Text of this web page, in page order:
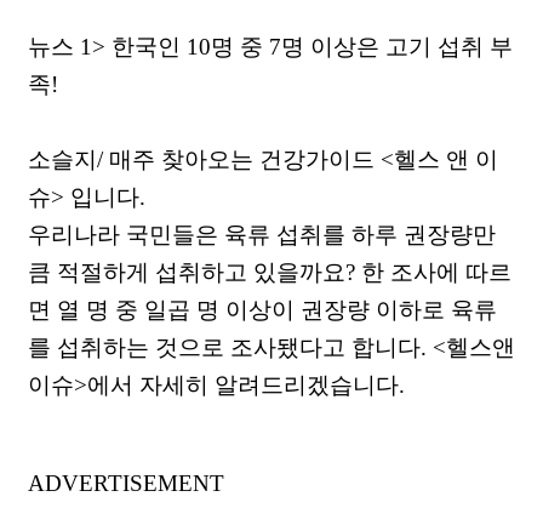
뉴스 1> 한국인 10명 중 7명 이상은 고기 섭취 부
족!
소슬지/ 매주 찾아오는 건강가이드 <헬스 앤 이
슈> 입니다.
우리나라 국민들은 육류 섭취를 하루 권장량만
큼 적절하게 섭취하고 있을까요? 한 조사에 따르
면 열 명 중 일곱 명 이상이 권장량 이하로 육류
를 섭취하는 것으로 조사됐다고 합니다. <헬스앤
이슈>에서 자세히 알려드리겠습니다.
ADVERTISEMENT